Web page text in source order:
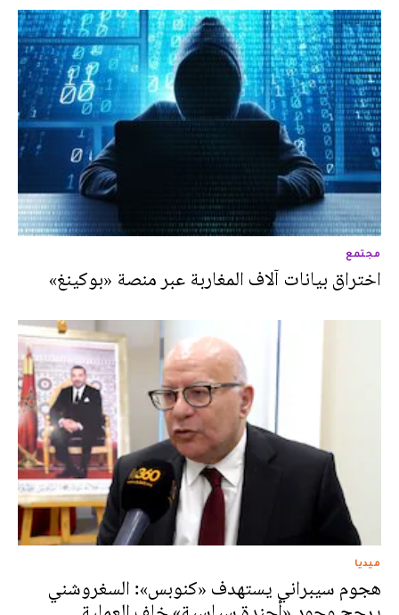
مجتمع
اختراق بيانات آلاف المغاربة عبر منصة «بوكينغ»
ميديا
هجوم سيبراني يستهدف «كنوبس»: السغروشني